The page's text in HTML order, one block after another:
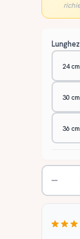
24 cm
30 cm
36 cm